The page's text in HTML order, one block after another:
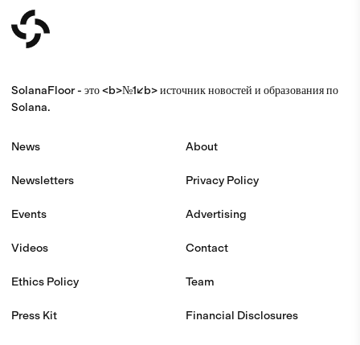
SolanaFloor - это <b>№1</b> источник новостей и образования по
Solana.
News
Newsletters
Events
Videos
Ethics Policy
Press Kit
About
Privacy Policy
Advertising
Contact
Team
Financial Disclosures